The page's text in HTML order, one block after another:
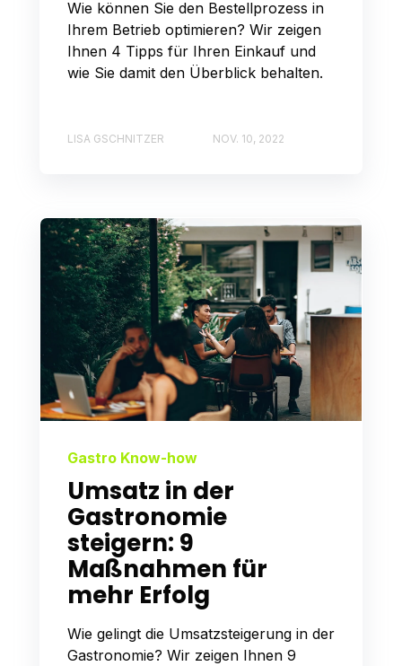
Wie können Sie den Bestellprozess in
Ihrem Betrieb optimieren? Wir zeigen
Ihnen 4 Tipps für Ihren Einkauf und
wie Sie damit den Überblick behalten.
LISA GSCHNITZER NOV. 10, 2022
Gastro Know-how
Umsatz in der
Gastronomie
steigern: 9
Maßnahmen für
mehr Erfolg
Wie gelingt die Umsatzsteigerung in der
Gastronomie? Wir zeigen Ihnen 9